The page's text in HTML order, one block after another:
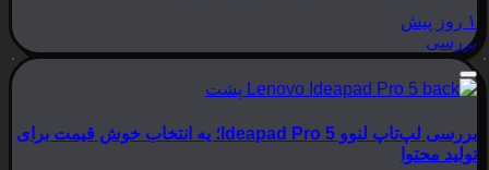
۱ روز پیش
بررسی
بررسی لپ‌تاپ لنوو Ideapad Pro 5؛ یه انتخاب خوش قیمت برای
تولید محتوا